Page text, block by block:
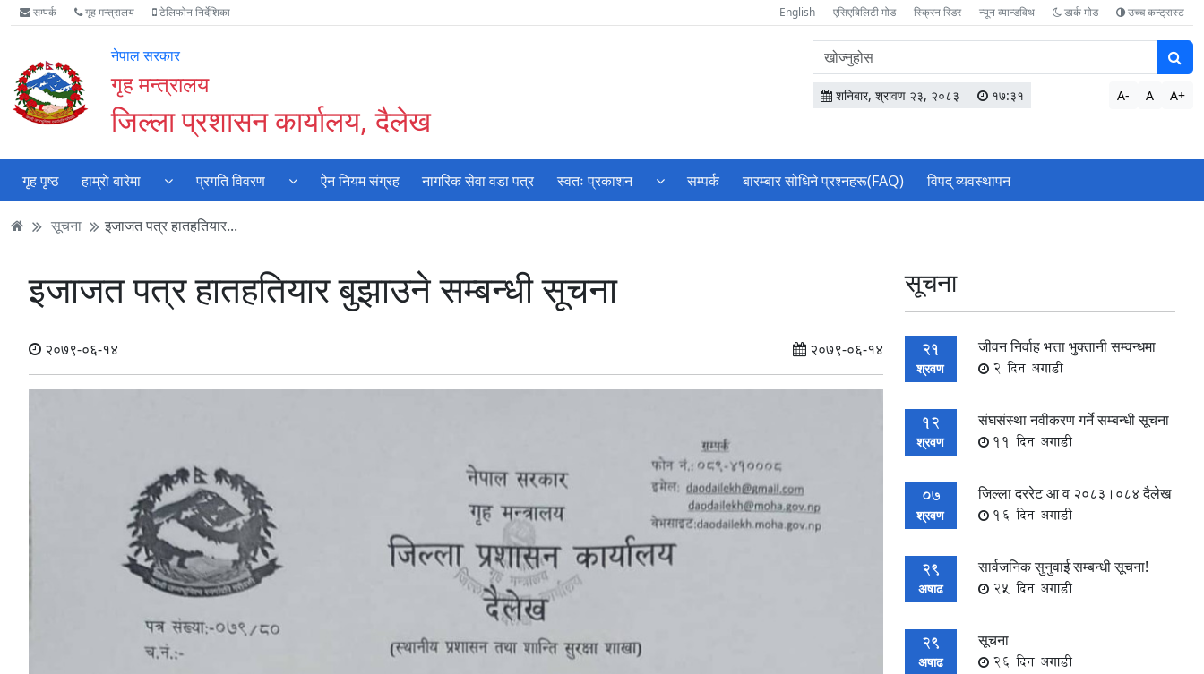
Accessibility
Mode
गर्नुहोस्
मुख्य
सामाग्री
मुख्य
नेभिगेसन
वेबसाइट
खोजमा
सम्पर्क गृह मन्त्रालय टेलिफोन निर्देशिका English एसिएबिलिटी मोड स्क्रिन रिडर न्यून व्यान्डविथ डार्क मोड उच्च कन्ट्रास्ट
नेपाल सरकार
गृह मन्त्रालय
जिल्ला प्रशासन कार्यालय, दैलेख
वेबसाइटमा
सामग्री
खोज्नुहोस
शनिबार, श्रावण २३, २०८३ १७:३१ A- A A+
गृह पृष्ठ हाम्राे बारेमा प्रगति विवरण ऐन नियम संग्रह नागरिक सेवा वडा पत्र स्वतः प्रकाशन सम्पर्क बारम्बार सोधिने प्रश्नहरू(FAQ) विपद् व्यवस्थापन
सूचना इजाजत पत्र हातहतियार...
इजाजत पत्र हातहतियार बुझाउने सम्बन्धी सूचना
२०७९-०६-१४ २०७९-०६-१४
सूचना
21
श्रवण
जीवन निर्वाह भत्ता भुक्तानी सम्वन्धमा
2 दिन अगाडी
12
श्रवण
संघसंस्था नवीकरण गर्ने सम्बन्धी सूचना
11 दिन अगाडी
07
श्रवण
जिल्ला दररेट आ व २०८३।०८४ दैलेख
16 दिन अगाडी
29
अषाढ
सार्वजनिक सुनुवाई सम्बन्धी सूचना!
25 दिन अगाडी
29
अषाढ
सूचना
26 दिन अगाडी